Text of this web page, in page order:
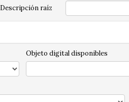
Descripción raíz
Objeto digital disponibles